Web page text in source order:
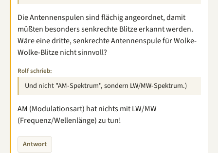
Die Antennenspulen sind flächig angeordnet, damit
müßten besonders senkrechte Blitze erkannt werden.
Wäre eine dritte, senkrechte Antennenspule für Wolke-
Wolke-Blitze nicht sinnvoll?
Rolf schrieb:
Und nicht "AM-Spektrum", sondern LW/MW-Spektrum.)
AM (Modulationsart) hat nichts mit LW/MW
(Frequenz/Wellenlänge) zu tun!
Antwort